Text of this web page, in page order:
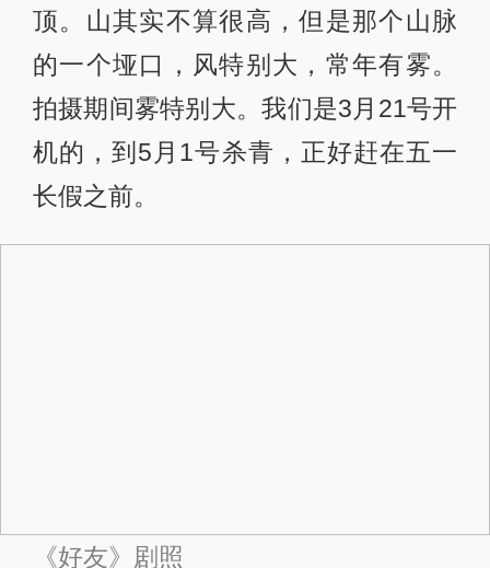
一批人上来，第一批游客就马上上来
了。那边算是一个比较重要的景点，
关注的人比较多，也有旅游公司承
包、开发。之前勘景的时候还是泥
路，后来我们去拍的时候已经铺了简
易的水泥路。